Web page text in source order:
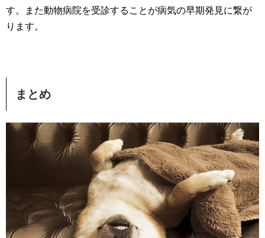
す。また動物病院を受診することが病気の早期発見に繋が
ります。
まとめ